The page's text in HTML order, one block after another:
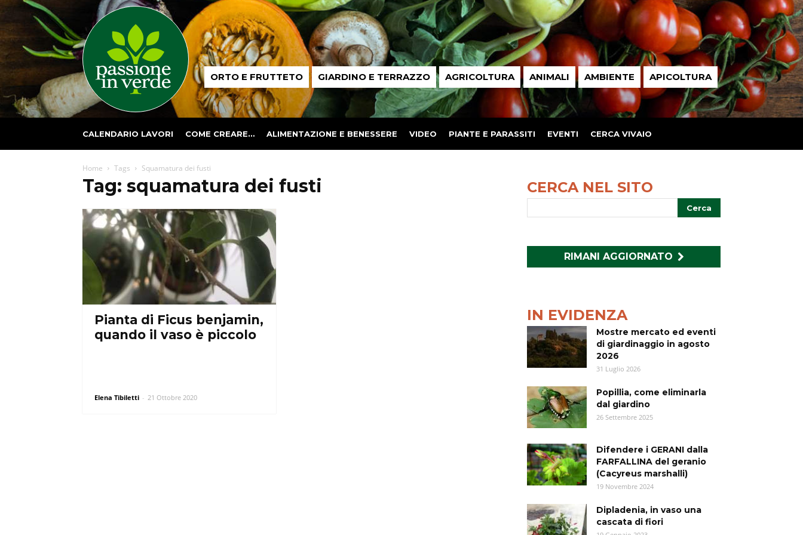
Passione
in ORTO E FRUTTETO GIARDINO E TERRAZZO AGRICOLTURA ANIMALI AMBIENTE APICOLTURA
CALENDARIO LAVORI COME CREARE… ALIMENTAZIONE E BENESSERE VIDEO PIANTE E PARASSITI EVENTI CERCA VIVAIO
Home Tags Squamatura dei fusti
Tag: squamatura dei fusti
Pianta di Ficus benjamin,
quando il vaso è piccolo
Elena Tibiletti - 21 Ottobre 2020
CERCA NEL SITO
RIMANI AGGIORNATO
IN EVIDENZA
Mostre mercato ed eventi
di giardinaggio in agosto
2026
31 Luglio 2026
Popillia, come eliminarla
dal giardino
26 Settembre 2025
Difendere i GERANI dalla
FARFALLINA del geranio
(Cacyreus marshalli)
19 Novembre 2024
Dipladenia, in vaso una
cascata di fiori